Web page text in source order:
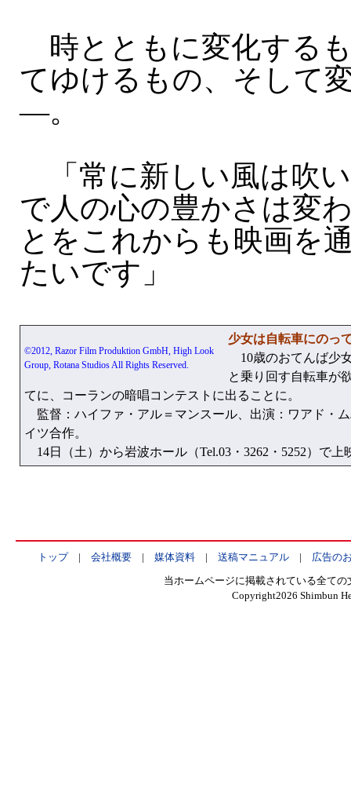
時とともに変化する
てゆけるもの、そして
—。
「常に新しい風は吹
で人の心の豊かさは変
とをこれからも映画を
たいです」
©2012, Razor Film Produktion GmbH, High Look
Group, Rotana Studios All Rights Reserved.
少女は自転車にのっ
10歳のおてんば少
と乗り回す自転車が
てに、コーランの暗唱コンテストに出ることに。
監督：ハイファ・アル＝マンスール、出演：ワアド・
イツ合作。
14日（土）から岩波ホール（Tel.03・3262・5252）で上
トップ| 会社概要| 媒体資料| 送稿マニュアル| 広告の
当ホームページに掲載されている全て
Copyright2026 Shimbun